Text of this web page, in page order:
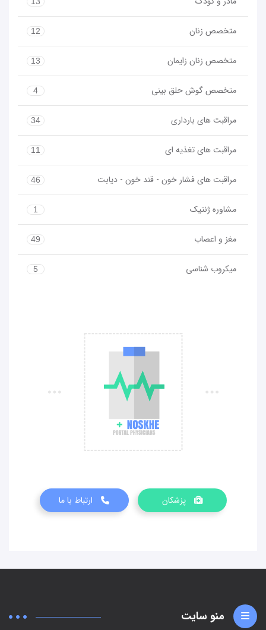
متخصص زنان 12
متخصص زنان زایمان 13
متخصص گوش حلق بینی 4
مراقبت های بارداری 34
مراقبت های تغذیه ای 11
مراقبت های فشار خون - قند خون - دیابت 46
مشاوره ژنتیک 1
مغز و اعصاب 49
میکروب شناسی 5
پزشکان ارتباط با ما
منو سایت